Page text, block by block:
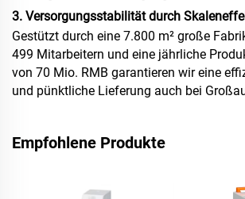
3. Versorgungsstabilität durch
Gestützt durch eine 7.800 m² große
499 Mitarbeitern und eine jährliche
von 70 Mio. RMB garantieren wir eine
und pünktliche Lieferung auch bei
Empfohlene Produkte